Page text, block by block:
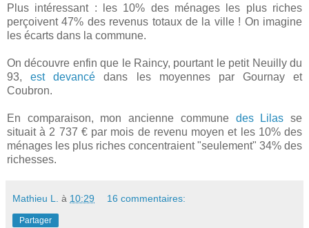
Plus intéressant : les 10% des ménages les plus riches
perçoivent 47% des revenus totaux de la ville ! On imagine
les écarts dans la commune.
On découvre enfin que le Raincy, pourtant le petit Neuilly du
93,est devancé dans les moyennes par Gournay et
Coubron.
En comparaison, mon ancienne commune des Lilas se
situait à 2 737 € par mois de revenu moyen et les 10% des
ménages les plus riches concentraient "seulement" 34% des
richesses.
Mathieu L. à 10:29 16 commentaires:
Partager